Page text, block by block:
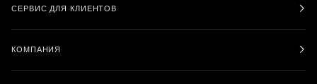
СЕРВИС ДЛЯ КЛИЕНТОВ
КОМПАНИЯ